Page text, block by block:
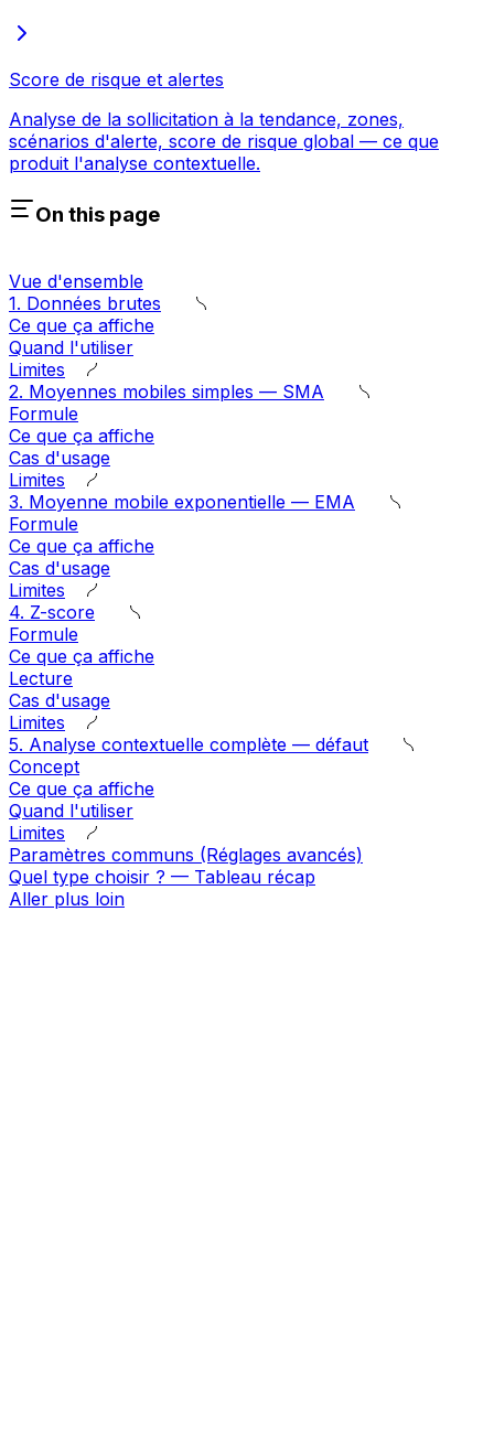
Score de risque et alertes
Analyse de la sollicitation à la tendance, zones,
scénarios d'alerte, score de risque global — ce que
produit l'analyse contextuelle.
On this page
Vue d'ensemble
1. Données brutes
Ce que ça affiche
Quand l'utiliser
Limites
2. Moyennes mobiles simples — SMA
Formule
Ce que ça affiche
Cas d'usage
Limites
3. Moyenne mobile exponentielle — EMA
Formule
Ce que ça affiche
Cas d'usage
Limites
4. Z-score
Formule
Ce que ça affiche
Lecture
Cas d'usage
Limites
5. Analyse contextuelle complète — défaut
Concept
Ce que ça affiche
Quand l'utiliser
Limites
Paramètres communs (Réglages avancés)
Quel type choisir ? — Tableau récap
Aller plus loin